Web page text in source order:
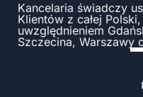
Kancelaria świadczy
Klientów z całej
uwzględnieniem
Szczecina, Warszawy